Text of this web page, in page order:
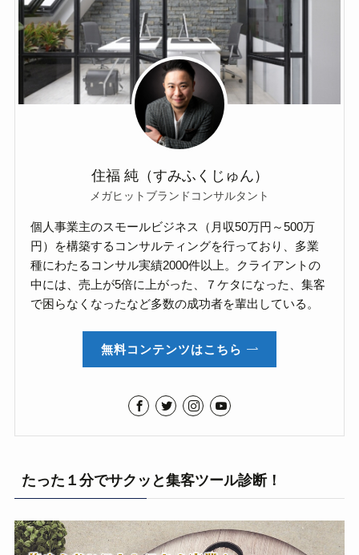
住福 純（すみふくじゅん）
メガヒットブランドコンサルタント
個人事業主のスモールビジネス（月収50万円～500万
円）を構築するコンサルティングを行っており、多業
種にわたるコンサル実績2000件以上。クライアントの
中には、売上が5倍に上がった、７ケタになった、集客
で困らなくなったなど多数の成功者を輩出している。
無料コンテンツはこちら
たった１分でサクッと集客ツール診断！